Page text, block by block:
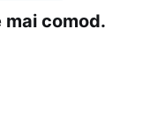
comod.